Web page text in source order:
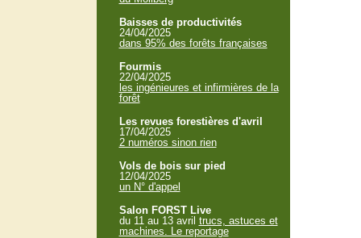
Baisses de productivités
24/04/2025
dans 95% des forêts françaises
Fourmis
22/04/2025
les ingénieures et infirmières de la
forêt
Les revues forestières d'avril
17/04/2025
2 numéros sinon rien
Vols de bois sur pied
12/04/2025
un N° d'appel
Salon FORST Live
du 11 au 13 avril trucs, astuces et
machines. Le reportage